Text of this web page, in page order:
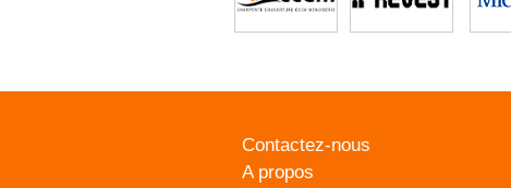
Contactez-nous
A propos